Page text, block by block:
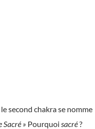
second chakra se nomme
Sacré » Pourquoi sacré?